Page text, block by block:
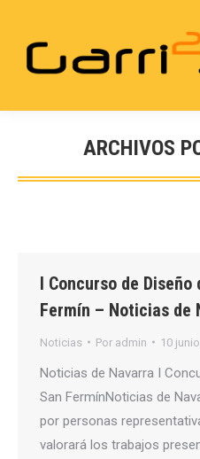
ARCHIVOS
I Concurso de Diseño
Fermín – Noticias de
Noticias Por admin 10
Noticias de Navarra I
San FermínNoticias de
por personas
valorará los trabajos